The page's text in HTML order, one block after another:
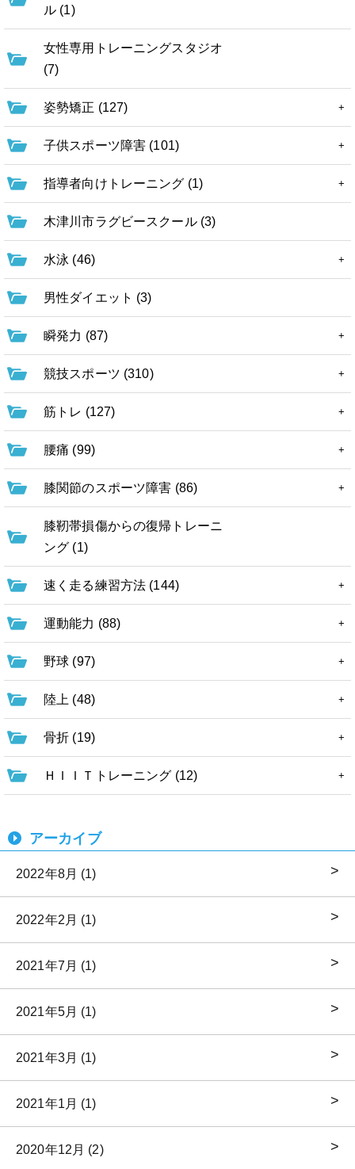
ル (1)
女性専用トレーニングスタジオ
(7)
姿勢矯正 (127)
子供スポーツ障害 (101)
指導者向けトレーニング (1)
木津川市ラグビースクール (3)
水泳 (46)
男性ダイエット (3)
瞬発力 (87)
競技スポーツ (310)
筋トレ (127)
腰痛 (99)
膝関節のスポーツ障害 (86)
膝靭帯損傷からの復帰トレーニ
ング (1)
速く走る練習方法 (144)
運動能力 (88)
野球 (97)
陸上 (48)
骨折 (19)
ＨＩＩＴトレーニング (12)
アーカイブ
2022年8月 (1)
2022年2月 (1)
2021年7月 (1)
2021年5月 (1)
2021年3月 (1)
2021年1月 (1)
2020年12月 (2)